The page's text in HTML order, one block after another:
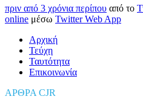
πριν από 3 χρόνια περίπου από το
online μέσω Twitter Web App
Αρχική
Τεύχη
Ταυτότητα
Επικοινωνία
ΑΡΘΡΑ CJR